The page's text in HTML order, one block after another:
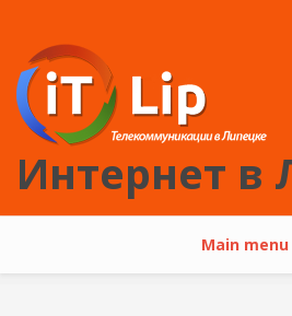
Интернет в
Main menu